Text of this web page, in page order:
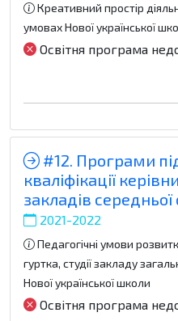
Креативний простір
умовах Нової української
Освітня програма
#12. Програми
кваліфікації
закладів середньої
2021-2022
Педагогічні умови
гуртка, студії закладу
Нової української школи
Освітня програма